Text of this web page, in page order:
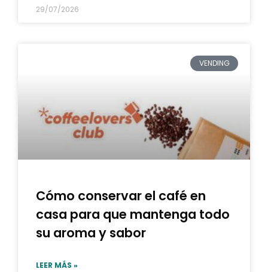
29/07/2026
VENDING
Cómo conservar el café en
casa para que mantenga todo
su aroma y sabor
LEER MÁS »